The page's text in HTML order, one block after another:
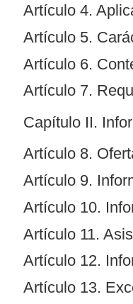
Artículo 4.
Artículo 5.
Artículo 6.
Artículo 7.
Capítulo II.
Artículo 8.
Artículo 9.
Artículo 10.
Artículo 11.
Artículo 12.
Artículo 13.